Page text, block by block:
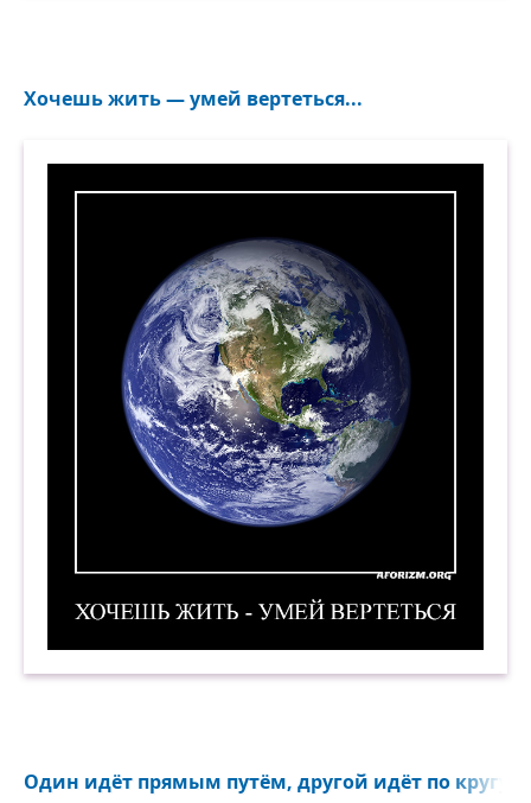
Хочешь жить — умей вертеться...
Один идёт прямым путём, другой идёт по кругу...